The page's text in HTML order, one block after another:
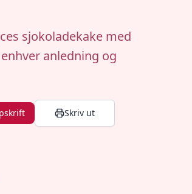
sjokoladekake med
anledning og
Skriv ut